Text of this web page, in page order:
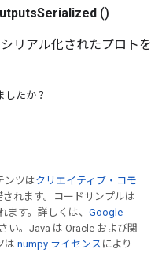
Serialized ()
リアル化されたプロト
したか？
ンツはクリエイティブ・コモ
されます。コードサンプルは
ます。詳しくは、 Google
い。Java は Oracle および関
は numpy ライセンス により